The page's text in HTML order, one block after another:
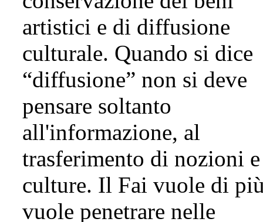
artistici e di diffusione
culturale. Quando si dice
“diffusione” non si deve
pensare soltanto
all'informazione, al
trasferimento di nozioni e
culture. Il Fai vuole di
vuole penetrare nelle